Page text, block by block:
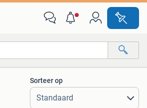
Alle afstanden…
Sorteer op